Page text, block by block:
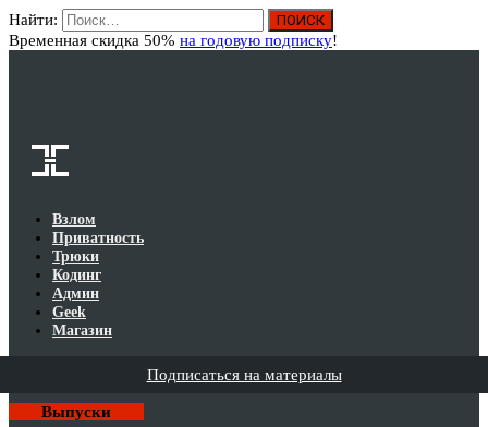
Найти:
Временная скидка 50% на годовую подписку!
Взлом
Приватность
Трюки
Кодинг
Админ
Geek
Магазин
Подписаться на материалы
Выпуски